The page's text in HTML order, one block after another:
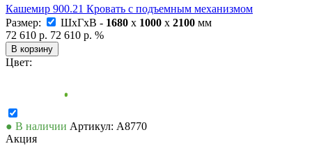
Кашемир 900.21 Кровать с подъемным механизмом
Размер:
ШxГxВ - 1680 x 1000 x 2100 мм
72 610 р. 72 610 р. %
В корзину
Цвет:
● В наличии Артикул: А8770
Акция